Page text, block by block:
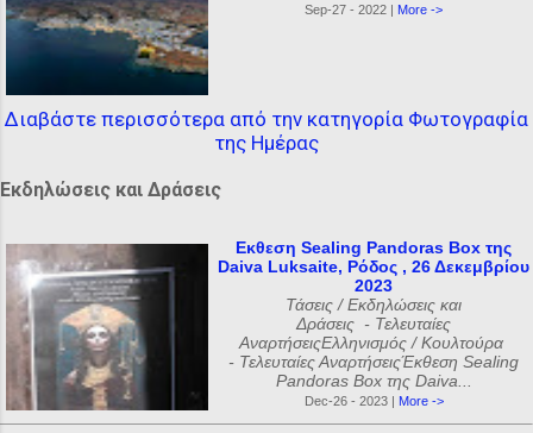
Sep-27 - 2022 | More ->
Διαβάστε περισσότερα από την κατηγορία Φωτογραφία
της Ημέρας
Εκδηλώσεις και Δράσεις
Εκθεση Sealing Pandoras Box της
Daiva Luksaite, Ρόδος , 26 Δεκεμβρίου
2023
Τάσεις / Εκδηλώσεις και
Δράσεις - Τελευταίες
ΑναρτήσειςΕλληνισμός / Κουλτούρα
- Τελευταίες ΑναρτήσειςΈκθεση Sealing
Pandoras Box της Daiva...
Dec-26 - 2023 | More ->